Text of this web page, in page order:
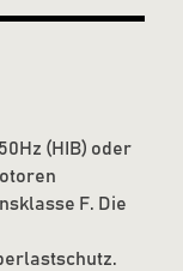
(HIB) oder
F. Die